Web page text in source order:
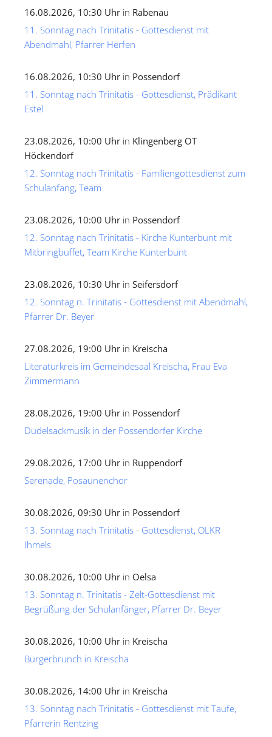
16.08.2026, 10:30 Uhr in Rabenau
11. Sonntag nach Trinitatis - Gottesdienst mit
Abendmahl, Pfarrer Herfen
16.08.2026, 10:30 Uhr in Possendorf
11. Sonntag nach Trinitatis - Gottesdienst, Prädikant
Estel
23.08.2026, 10:00 Uhr in Klingenberg OT
Höckendorf
12. Sonntag nach Trinitatis - Familiengottesdienst zum
Schulanfang, Team
23.08.2026, 10:00 Uhr in Possendorf
12. Sonntag nach Trinitatis - Kirche Kunterbunt mit
Mitbringbuffet, Team Kirche Kunterbunt
23.08.2026, 10:30 Uhr in Seifersdorf
12. Sonntag n. Trinitatis - Gottesdienst mit Abendmahl,
Pfarrer Dr. Beyer
27.08.2026, 19:00 Uhr in Kreischa
Literaturkreis im Gemeindesaal Kreischa, Frau Eva
Zimmermann
28.08.2026, 19:00 Uhr in Possendorf
Dudelsackmusik in der Possendorfer Kirche
29.08.2026, 17:00 Uhr in Ruppendorf
Serenade, Posaunenchor
30.08.2026, 09:30 Uhr in Possendorf
13. Sonntag nach Trinitatis - Gottesdienst, OLKR
Ihmels
30.08.2026, 10:00 Uhr in Oelsa
13. Sonntag n. Trinitatis - Zelt-Gottesdienst mit
Begrüßung der Schulanfänger, Pfarrer Dr. Beyer
30.08.2026, 10:00 Uhr in Kreischa
Bürgerbrunch in Kreischa
30.08.2026, 14:00 Uhr in Kreischa
13. Sonntag nach Trinitatis - Gottesdienst mit Taufe,
Pfarrerin Rentzing